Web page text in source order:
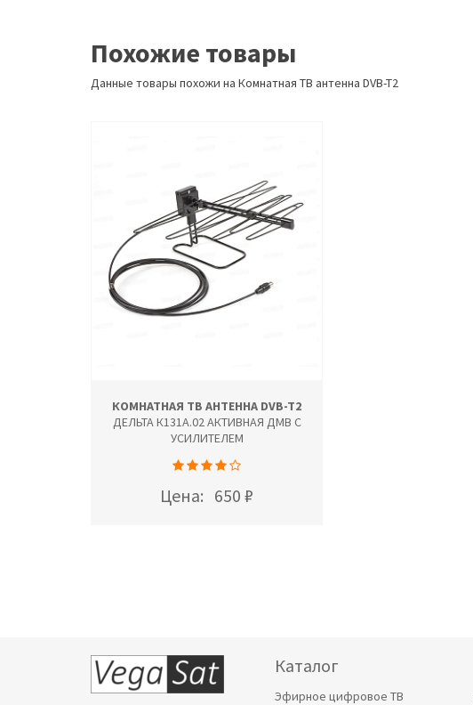
Похожие товары
Данные товары похожи на Комнатная ТВ антенна DVB-T2
КОМНАТНАЯ ТВ АНТЕННА DVB-T2
ДЕЛЬТА К131А.02 АКТИВНАЯ ДМВ С
УСИЛИТЕЛЕМ
Цена: 650 ₽
Каталог
Эфирное цифровое ТВ